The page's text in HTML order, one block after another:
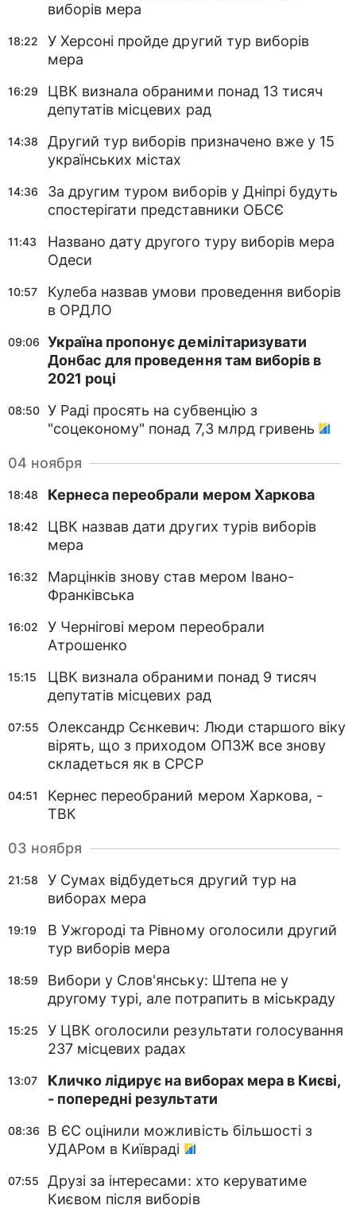
виборів мера
18:22
У Херсоні пройде другий тур виборів
мера
16:29
ЦВК визнала обраними понад 13 тисяч
депутатів місцевих рад
14:38
Другий тур виборів призначено вже у 15
українських містах
14:36
За другим туром виборів у Дніпрі будуть
спостерігати представники ОБСЄ
11:43
Названо дату другого туру виборів мера
Одеси
10:57
Кулеба назвав умови проведення виборів
в ОРДЛО
09:06
Україна пропонує демілітаризувати
Донбас для проведення там виборів в
2021 році
08:50 У Раді просять на субвенцію з
"соцеконому" понад 7,3 млрд гривень
04 ноября
18:48 Кернеса переобрали мером Харкова
18:42
ЦВК назвав дати других турів виборів
мера
16:32
Марцінків знову став мером Івано-
Франківська
16:02
У Чернігові мером переобрали
Атрошенко
15:15
ЦВК визнала обраними понад 9 тисяч
депутатів місцевих рад
07:55
Олександр Сєнкевич: Люди старшого віку
вірять, що з приходом ОПЗЖ все знову
складеться як в СРСР
04:51
Кернес переобраний мером Харкова, -
ТВК
03 ноября
21:58
У Сумах відбудеться другий тур на
виборах мера
19:19
В Ужгороді та Рівному оголосили другий
тур виборів мера
18:59
Вибори у Слов'янську: Штепа не у
другому турі, але потрапить в міськраду
15:25
У ЦВК оголосили результати голосування
237 місцевих радах
13:07
Кличко лідирує на виборах мера в Києві,
- попередні результати
08:36
В ЄС оцінили можливість більшості з
УДАРом в Київраді
07:55
Друзі за інтересами: хто керуватиме
Києвом після виборів